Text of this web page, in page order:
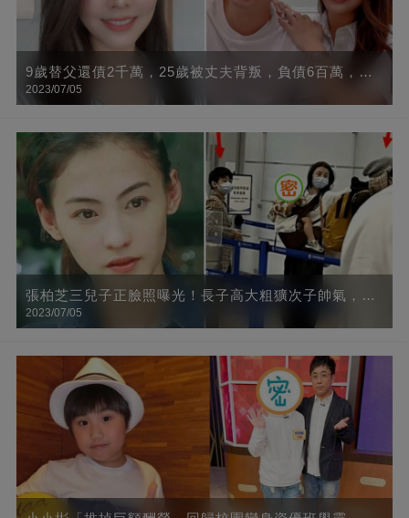
9歲替父還債2千萬，25歲被丈夫背叛，負債6百萬，今
終遇良人，網贊：否極泰來
2023/07/05
張柏芝三兒子正臉照曝光！長子高大粗獷次子帥氣，小
兒子「混血臉」太像她
2023/07/05